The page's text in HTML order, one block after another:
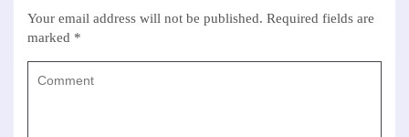
Your email address will not be published. Required fields are
marked *